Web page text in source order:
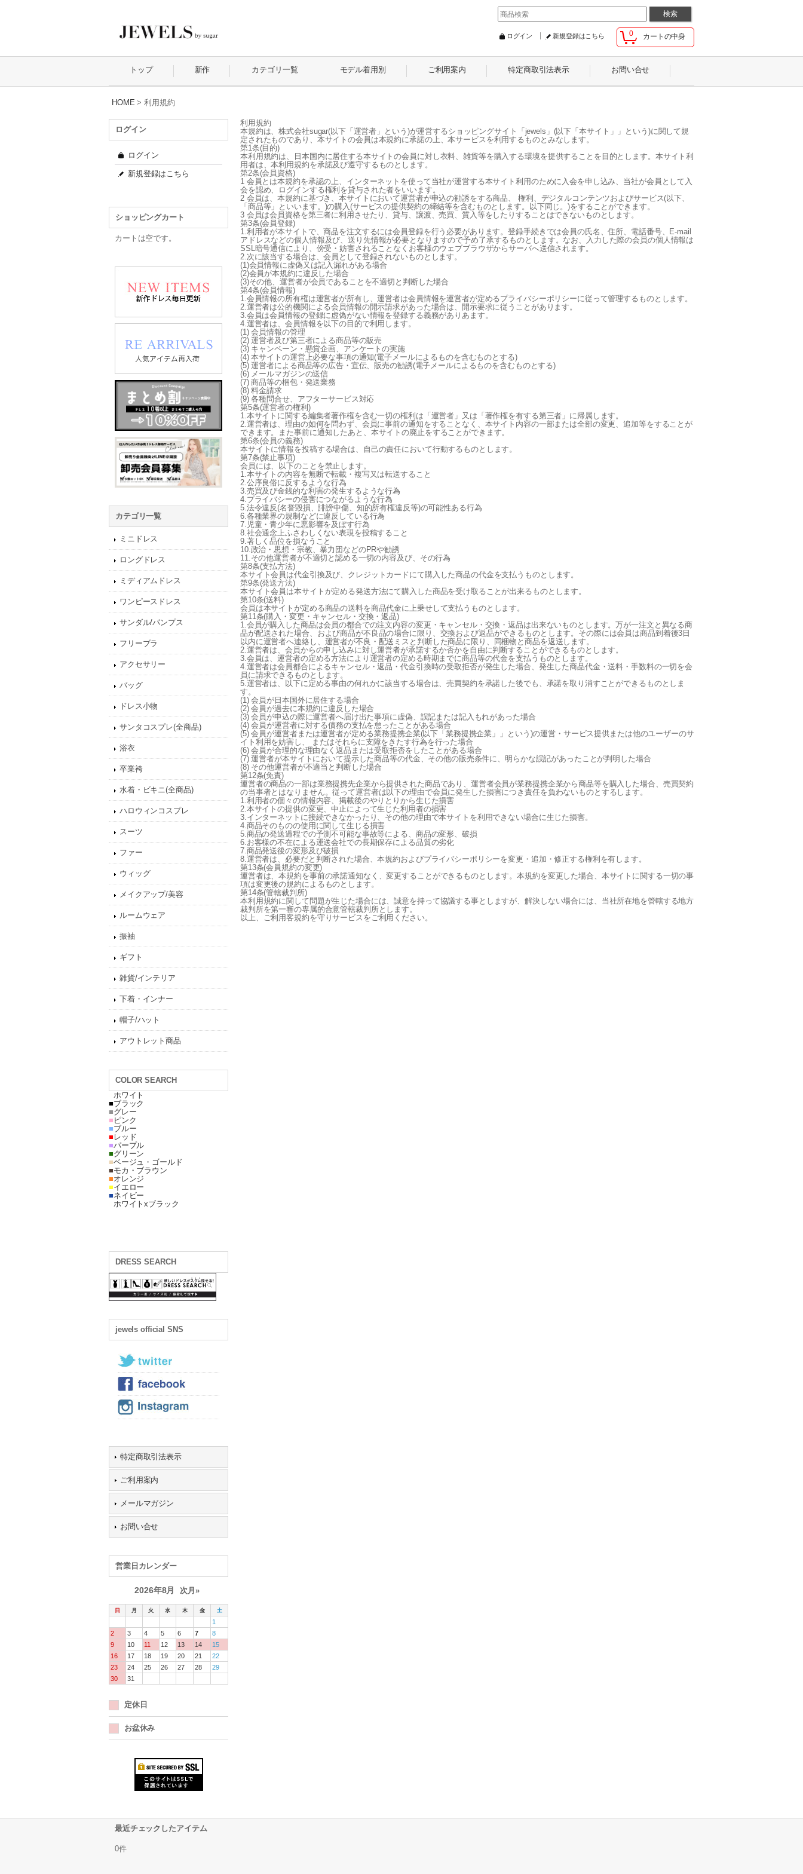
0 カートの中身
ログイン 新規登録はこちら
トップ 新作 カテゴリ一覧 モデル着用別 ご利用案内 特定商取引法表示 お問い合せ
HOME > 利用規約
ログイン
ログイン
新規登録はこちら
ショッピングカート
カートは空です。
カテゴリ一覧
ミニドレス
ロングドレス
ミディアムドレス
ワンピースドレス
サンダル/パンプス
フリーブラ
アクセサリー
バッグ
ドレス小物
サンタコスプレ(全商品)
浴衣
卒業袴
水着・ビキニ(全商品)
ハロウィンコスプレ
スーツ
ファー
ウィッグ
メイクアップ/美容
ルームウェア
振袖
ギフト
雑貨/インテリア
下着・インナー
帽子/ハット
アウトレット商品
COLOR SEARCH
ホワイト
■ブラック
■グレー
■ ピンク
■ブルー
■ レッド
■パープル
■グリーン
■ベージュ・ゴールド
■モカ・ブラウン
■オレンジ
■イエロー
■ネイビー
ホワイトxブラック
DRESS SEARCH
jewels official SNS
特定商取引法表示
ご利用案内
メールマガジン
お問い合せ
営業日カレンダー
2026年8月 次月»
日 月 火 水 木 金 土
1
2
3 4 5 6 7
8
9
10 11 12 13 14
15
16
17 18 19 20 21
22
23
24 25 26 27 28
29
30
31
定休日
お盆休み
利用規約
本規約は、株式会社sugar(以下「運営者」という)が運営するショッピングサイト「jewels」(以下「本サイト」」という)に関して規
定されたものであり、本サイトの会員は本規約に承諾の上、本サービスを利用するものとみなします。
第1条(目的)
本利用規約は、日本国内に居住する本サイトの会員に対し衣料、雑貨等を購入する環境を提供することを目的とします。本サイト利
用者は、本利用規約を承諾及び遵守するものとします。
第2条(会員資格)
1 会員とは本規約を承認の上、インターネットを使って当社が運営する本サイト利用のために入会を申し込み、当社が会員として入
会を認め、ログインする権利を貸与された者をいいます。
2 会員は、本規約に基づき、本サイトにおいて運営者が申込の勧誘をする商品、 権利、デジタルコンテンツおよびサービス(以下、
「商品等」といいます。)の購入(サービスの提供契約の締結等を含むものとします。以下同じ。)をすることができます。
3 会員は会員資格を第三者に利用させたり、貸与、譲渡、売買、質入等をしたりすることはできないものとします。
第3条(会員登録)
1.利用者が本サイトで、商品を注文するには会員登録を行う必要があります。登録手続きでは会員の氏名、住所、電話番号、E-mail
アドレスなどの個人情報及び、送り先情報が必要となりますので予め了承するものとします。なお、入力した際の会員の個人情報は
SSL暗号通信により、傍受・妨害されることなくお客様のウェブブラウザからサーバへ送信されます。
2.次に該当する場合は、会員として登録されないものとします。
(1)会員情報に虚偽又は記入漏れがある場合
(2)会員が本規約に違反した場合
(3)その他、運営者が会員であることを不適切と判断した場合
第4条(会員情報)
1.会員情報の所有権は運営者が所有し、運営者は会員情報を運営者が定めるプライバシーポリシーに従って管理するものとします。
2.運営者は公的機関による会員情報の開示請求があった場合は、開示要求に従うことがあります。
3.会員は会員情報の登録に虚偽がない情報を登録する義務がありあます。
4.運営者は、会員情報を以下の目的で利用します。
(1) 会員情報の管理
(2) 運営者及び第三者による商品等の販売
(3) キャンペーン・懸賞企画、アンケートの実施
(4) 本サイトの運営上必要な事項の通知(電子メールによるものを含むものとする)
(5) 運営者による商品等の広告・宣伝、販売の勧誘(電子メールによるものを含むものとする)
(6) メールマガジンの送信
(7) 商品等の梱包・発送業務
(8) 料金請求
(9) 各種問合せ、アフターサービス対応
第5条(運営者の権利)
1.本サイトに関する編集者著作権を含む一切の権利は「運営者」又は「著作権を有する第三者」に帰属します。
2.運営者は、理由の如何を問わず、会員に事前の通知をすることなく、本サイト内容の一部または全部の変更、追加等をすることが
できます。また事前に通知したあと、本サイトの廃止をすることができます。
第6条(会員の義務)
本サイトに情報を投稿する場合は、自己の責任において行動するものとします。
第7条(禁止事項)
会員には、以下のことを禁止します。
1.本サイトの内容を無断で転載・複写又は転送すること
2.公序良俗に反するような行為
3.売買及び金銭的な利害の発生するような行為
4.プライバシーの侵害につながるような行為
5.法令違反(名誉毀損、誹謗中傷、知的所有権違反等)の可能性ある行為
6.各種業界の規制などに違反している行為
7.児童・青少年に悪影響を及ぼす行為
8.社会通念上ふさわしくない表現を投稿すること
9.著しく品位を損なうこと
10.政治・思想・宗教、暴力団などのPRや勧誘
11.その他運営者が不適切と認める一切の内容及び、その行為
第8条(支払方法)
本サイト会員は代金引換及び、クレジットカードにて購入した商品の代金を支払うものとします。
第9条(発送方法)
本サイト会員は本サイトが定める発送方法にて購入した商品を受け取ることが出来るものとします。
第10条(送料)
会員は本サイトが定める商品の送料を商品代金に上乗せして支払うものとします。
第11条(購入・変更・キャンセル・交換・返品)
1.会員が購入した商品は会員の都合での注文内容の変更・キャンセル・交換・返品は出来ないものとします。万が一注文と異なる商
品が配送された場合、および商品が不良品の場合に限り、交換および返品ができるものとします。その際には会員は商品到着後3日
以内に運営者へ連絡し、運営者が不良・配送ミスと判断した商品に限り、同梱物と商品を返送します。
2.運営者は、会員からの申し込みに対し運営者が承諾するか否かを自由に判断することができるものとします。
3.会員は、運営者の定める方法により運営者の定める時期までに商品等の代金を支払うものとします。
4.運営者は会員都合によるキャンセル・返品・代金引換時の受取拒否が発生した場合、発生した商品代金・送料・手数料の一切を会
員に請求できるものとします。
5.運営者は、以下に定める事由の何れかに該当する場合は、売買契約を承諾した後でも、承諾を取り消すことができるものとしま
す。
(1) 会員が日本国外に居住する場合
(2) 会員が過去に本規約に違反した場合
(3) 会員が申込の際に運営者へ届け出た事項に虚偽、誤記または記入もれがあった場合
(4) 会員が運営者に対する債務の支払を怠ったことがある場合
(5) 会員が運営者または運営者が定める業務提携企業(以下「業務提携企業」」という)の運営・サービス提供または他のユーザーのサ
イト利用を妨害し、 またはそれらに支障をきたす行為を行った場合
(6) 会員が合理的な理由なく返品または受取拒否をしたことがある場合
(7) 運営者が本サイトにおいて提示した商品等の代金、その他の販売条件に、明らかな誤記があったことが判明した場合
(8) その他運営者が不適当と判断した場合
第12条(免責)
運営者の商品の一部は業務提携先企業から提供された商品であり、運営者会員が業務提携企業から商品等を購入した場合、売買契約
の当事者とはなりません。従って運営者は以下の理由で会員に発生した損害につき責任を負わないものとするします。
1.利用者の個々の情報内容、掲載後のやりとりから生じた損害
2.本サイトの提供の変更、中止によって生じた利用者の損害
3.インターネットに接続できなかったり、その他の理由で本サイトを利用できない場合に生じた損害。
4.商品そのものの使用に関して生じる損害
5.商品の発送過程での予測不可能な事故等による、商品の変形、破損
6.お客様の不在による運送会社での長期保存による品質の劣化
7.商品発送後の変形及び破損
8.運営者は、必要だと判断された場合、本規約およびプライバシーポリシーを変更・追加・修正する権利を有します。
第13条(会員規約の変更)
運営者は、本規約を事前の承諾通知なく、変更することができるものとします。本規約を変更した場合、本サイトに関する一切の事
項は変更後の規約によるものとします。
第14条(管轄裁判所)
本利用規約に関して問題が生じた場合には、誠意を持って協議する事としますが、解決しない場合には、当社所在地を管轄する地方
裁判所を第一審の専属的合意管轄裁判所とします。
以上、ご利用客規約を守りサービスをご利用ください。
最近チェックしたアイテム
0件